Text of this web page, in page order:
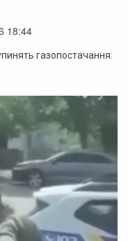
18:44
газопостачання: